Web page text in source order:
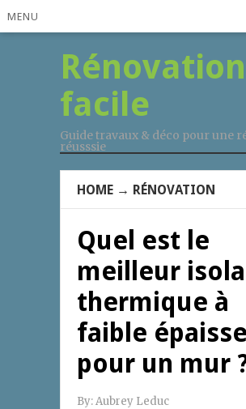
MENU
Rénovation
facile
Guide travaux & déco pour une
réusssie
HOME → RÉNOVATION
Quel est le
meilleur
thermique à
faible
pour un mur
By:Aubrey Leduc